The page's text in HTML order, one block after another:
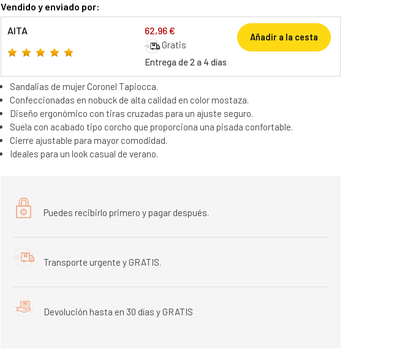
Vendido y enviado por:
AITA 62,96 €
Gratis
Entrega de 2 a 4 días
Añadir a la cesta
Sandalias de mujer Coronel Tapiocca.
Confeccionadas en nobuck de alta calidad en color mostaza.
Diseño ergonómico con tiras cruzadas para un ajuste seguro.
Suela con acabado tipo corcho que proporciona una pisada confortable.
Cierre ajustable para mayor comodidad.
Ideales para un look casual de verano.
Puedes recibirlo primero y pagar después.
Transporte urgente y GRATIS.
Devolución hasta en 30 días y GRATIS